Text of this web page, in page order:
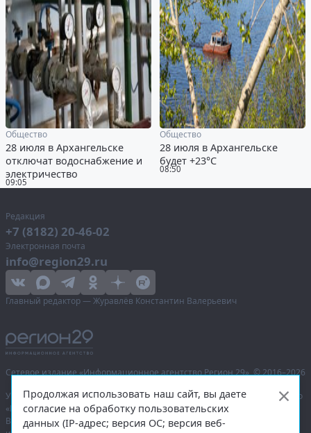
09:05
Общество
28 июля в Архангельске
отключат водоснабжение и
электричество
08:50
Общество
28 июля в Архангельске
будет +23°С
Редакция
+7 (8182) 20-46-02
Электронная почта
info@region29.ru
Главный редактор — Журавлёв Константин Валерьевич
Сетевое издание «Информационное агентство Регион 29»,© 2016–2026
Учредитель — общество с ограниченной ответственностью «Агентство
«Правда Севера».
Выписка из реестра зарегистрированных средств массовой
Продолжая использовать наш сайт, вы даете
согласие на обработку пользовательских
данных (IP-адрес; версия ОС; версия веб-